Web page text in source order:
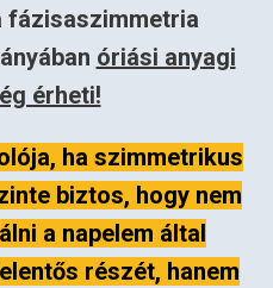
fázisaszimmetria
óriási anyagi
érheti!
ha szimmetrikus
biztos, hogy nem
a napelem által
részét, hanem